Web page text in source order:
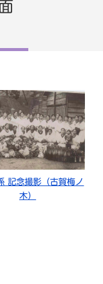
記念撮影（古賀梅ノ
木）